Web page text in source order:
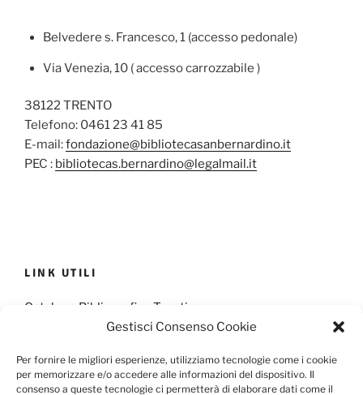
Gestisci Consenso Cookie
Per fornire le migliori esperienze, utilizziamo tecnologie come i cookie
per memorizzare e/o accedere alle informazioni del dispositivo. Il
consenso a queste tecnologie ci permetterà di elaborare dati come il
Belvedere s. Francesco, 1 (accesso pedonale)
Via Venezia, 10 ( accesso carrozzabile )
38122 TRENTO
Telefono: 0461 23 41 85
E-mail:fondazione@bibliotecasanbernardino.it
PEC : bibliotecas.bernardino@legalmail.it
LINK UTILI
Catalogo Bibliografico Trentino